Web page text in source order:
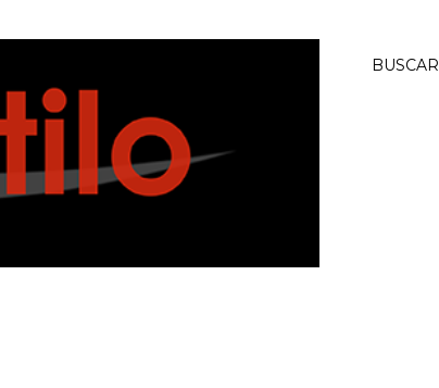
BUSCAR